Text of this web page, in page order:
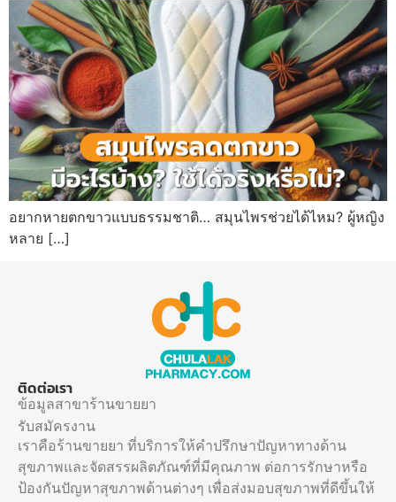
อยากหายตกขาวแบบธรรมชาติ… สมุนไพรช่วยได้ไหม? ผู้หญิง
หลาย […]
ติดต่อเรา
ข้อมูลสาขาร้านขายยา
รับสมัครงาน
เราคือร้านขายยา ที่บริการให้คำปรึกษาปัญหาทางด้าน
สุขภาพและจัดสรรผลิตภัณฑ์ที่มีคุณภาพ ต่อการรักษาหรือ
ป้องกันปัญหาสุขภาพด้านต่างๆ เพื่อส่งมอบสุขภาพที่ดีขึ้นให้